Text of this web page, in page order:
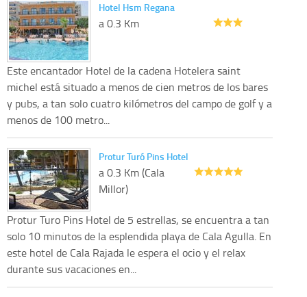
Hotel Hsm Regana
a 0.3 Km
Este encantador Hotel de la cadena Hotelera saint
michel está situado a menos de cien metros de los bares
y pubs, a tan solo cuatro kilómetros del campo de golf y a
menos de 100 metro...
Protur Turó Pins Hotel
a 0.3 Km (Cala
Millor)
Protur Turo Pins Hotel de 5 estrellas, se encuentra a tan
solo 10 minutos de la esplendida playa de Cala Agulla. En
este hotel de Cala Rajada le espera el ocio y el relax
durante sus vacaciones en...